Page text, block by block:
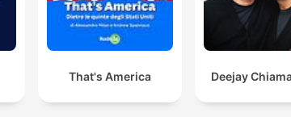
That's America Deejay